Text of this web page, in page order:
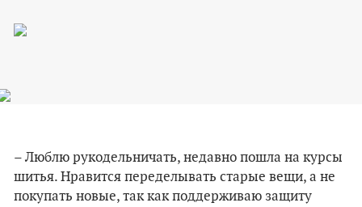
– Люблю рукодельничать, недавно пошла на курсы
шитья. Нравится переделывать старые вещи, а не
покупать новые, так как поддерживаю защиту